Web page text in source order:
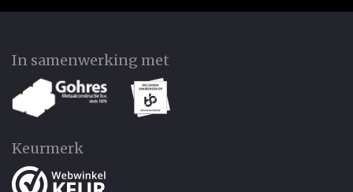
In samenwerking met
Keurmerk